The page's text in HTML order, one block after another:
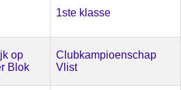
1ste klasse
op
Blok
Clubkampioenschap
Vlist